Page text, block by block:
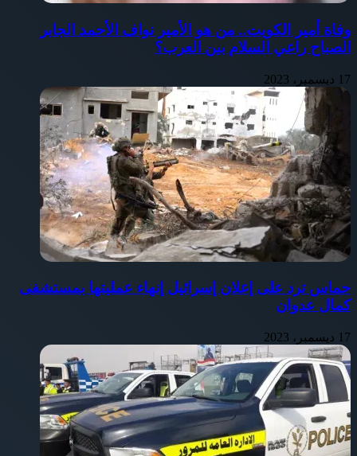
وفاة أمير الكويت.. من هو الأمير نواف الأحمد الجابر
الصباح راعي السلام بين العرب؟
17 ديسمبر، 2023
حماس ترد على إعلان إسرائيل إنهاء عمليتها بمستشفى
كمال عدوان
17 ديسمبر، 2023